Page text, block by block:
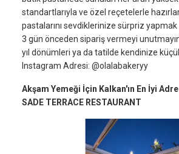
standartlarıyla ve özel reçetelerle
pastalarını sevdiklerinize sürpriz
3 gün önceden sipariş vermeyi
yıl dönümleri ya da tatilde kendinize
Instagram Adresi: @olalabakeryy
Akşam Yemeği İçin Kalkan'ın En İyi
SADE TERRACE RESTAURANT